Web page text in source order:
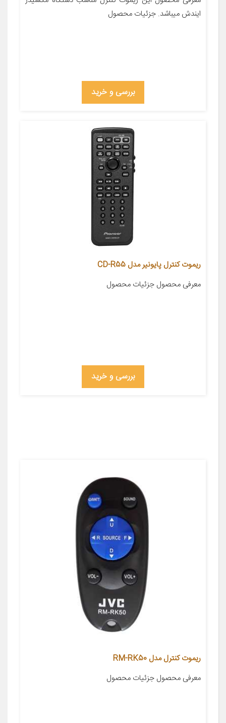
ایندش میباشد. جزئیات محصول
بررسی و خرید
ریموت کنترل پایونیر مدل CD-R55
معرفی محصول جزئیات محصول
بررسی و خرید
ریموت کنترل مدل RM-RK50
معرفی محصول جزئیات محصول